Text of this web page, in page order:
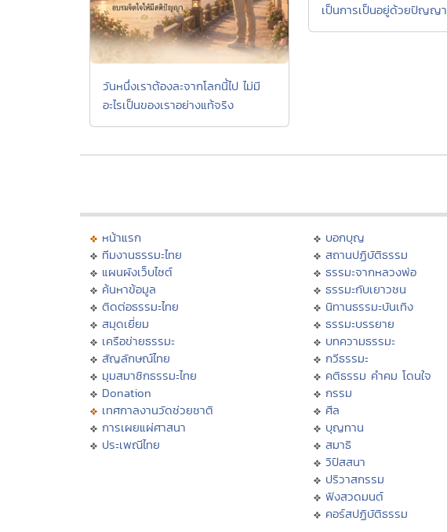
วันหนึ่งเราต้องละจากโลกนี้ไป ไม่มี
อะไรเป็นของเราอย่างแท้จริง
เป็นการเป็นอยู่ด้วยปัญญา
หน้าแรก
ทีมงานธรรมะไทย
แผนผังเว็บไซต์
ค้นหาข้อมูล
ติดต่อธรรมะไทย
สมุดเยี่ยม
เครือข่ายธรรมะ
สัญลักษณ์ไทย
มุมสมาชิกธรรมะไทย
Donation
เทศกาลงานวัดช่วยชาติ
การเผยแผ่ศาสนา
ประเพณีไทย
บอกบุญ
สถานปฏิบัติธรรม
ธรรมะจากหลวงพ่อ
ธรรมะกับเยาวชน
นิทานธรรมะบันเทิง
ธรรมะบรรยาย
บทความธรรมะ
กวีธรรมะ
คติธรรม คำคม โดนใจ
กรรม
ศีล
บุญทาน
สมาธิ
วิปัสสนา
ปริวาสกรรม
ฟังสวดมนต์
คอร์สปฏิบัติธรรม